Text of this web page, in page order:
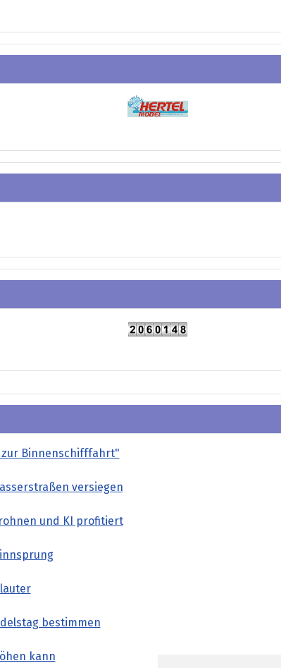
zur Binnenschifffahrt"
versiegen
und KI profitiert
bestimmen
kann